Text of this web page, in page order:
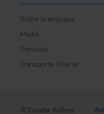
Sobre la empresa
Media
Servicios
Transporte Charter
© Croatia Airlines